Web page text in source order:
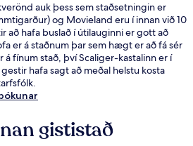
auk þess sem staðsetningin er
og Movieland eru í innan við 10
að hafa buslað í útilauginni er gott að
er á staðnum þar sem hægt er að fá sér
fínum stað, því Scaliger-kastalinn er í
hafa sagt að meðal helstu kosta
gististað